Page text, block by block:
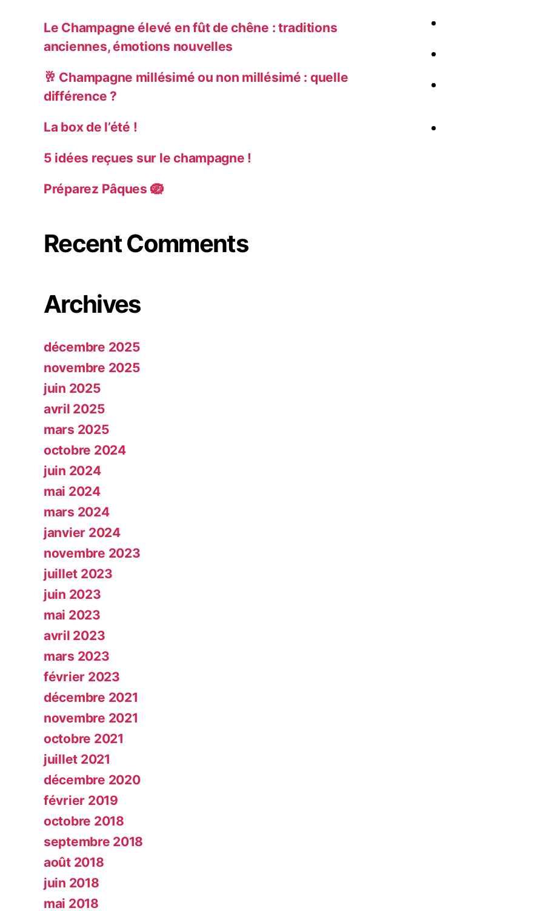
Le Champagne élevé en fût de chêne : traditions
anciennes, émotions nouvelles
🥂 Champagne millésimé ou non millésimé : quelle
différence ?
La box de l’été !
5 idées reçues sur le champagne !
Préparez Pâques 🪺
Recent Comments
Archives
décembre 2025
novembre 2025
juin 2025
avril 2025
mars 2025
octobre 2024
juin 2024
mai 2024
mars 2024
janvier 2024
novembre 2023
juillet 2023
juin 2023
mai 2023
avril 2023
mars 2023
février 2023
décembre 2021
novembre 2021
octobre 2021
juillet 2021
décembre 2020
février 2019
octobre 2018
septembre 2018
août 2018
juin 2018
mai 2018